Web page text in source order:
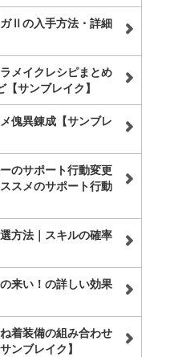
ガⅡの入手方法・詳細
メイクレシピまとめ
サンブレイク】
傀異錬成【サンブレ
のサポート行動変更
スメのサポート行動
方法｜スキルの確率
来い！の詳しい効果
着装備の組み合わせ
ンブレイク】